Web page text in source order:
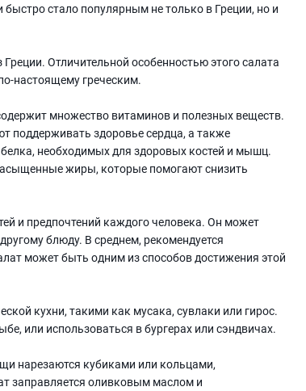
стало популярным не только в Греции, но и
Отличительной особенностью этого салата
настоящему греческим.
множество витаминов и полезных веществ.
поддерживать здоровье сердца, а также
необходимых для здоровых костей и мышц.
жиры, которые помогают снизить
и предпочтений каждого человека. Он может
блюду. В среднем, рекомендуется
может быть одним из способов достижения этой
кухни, такими как мусака, сувлаки или гирос.
или использоваться в бургерах или сэндвичах.
нарезаются кубиками или кольцами,
заправляется оливковым маслом и